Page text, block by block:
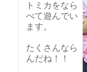
トミカをなら
べて遊んでい
ます。
たくさんなら
んだね！！